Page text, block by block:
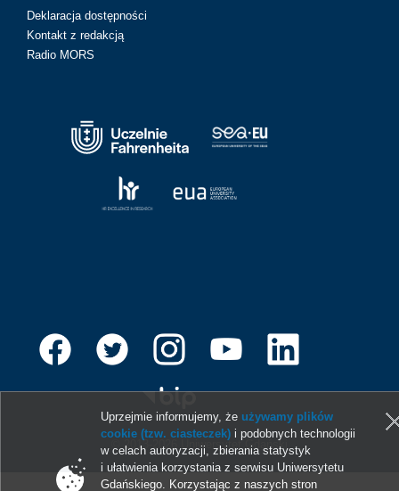
Deklaracja dostępności
Kontakt z redakcją
Radio MORS
© 2013-2026 Uniwersytet Gdański
Uprzejmie informujemy, że używamy plików
cookie (tzw. ciasteczek) i podobnych technologii
w celach autoryzacji, zbierania statystyk
i ułatwienia korzystania z serwisu Uniwersytetu
Gdańskiego. Korzystając z naszych stron